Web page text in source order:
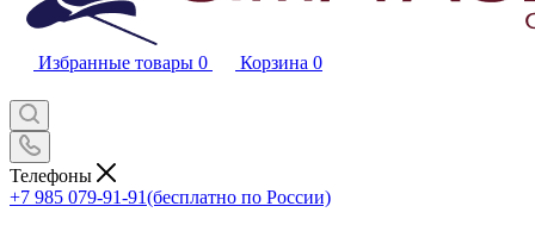
Избранные товары 0 Корзина 0
Телефоны
+7 985 079-91-91(бесплатно по России)